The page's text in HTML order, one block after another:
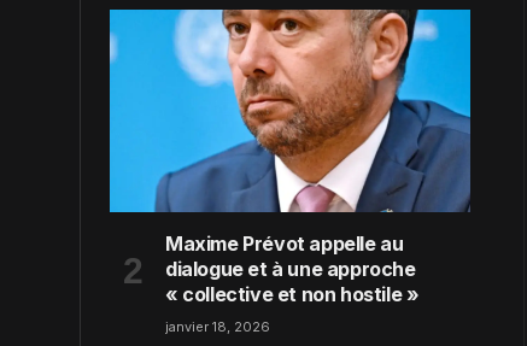
Maxime Prévot appelle au
dialogue et à une approche
« collective et non hostile »
janvier 18, 2026